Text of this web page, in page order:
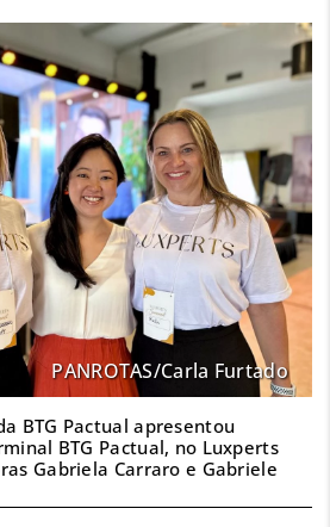
PANROTAS/Carla Furtado
BTG Pactual apresentou
BTG Pactual, no Luxperts
Gabriela Carraro e Gabriele